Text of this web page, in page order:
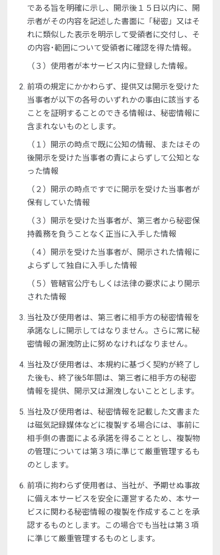
である旨を明確に示し、開示後１５日以内に、開
示者がその内容を記述した書面に「秘密」又はそ
れに類似した表示を明示して受領者に交付し、そ
の内容･範囲について受領者に確認を得た情報。
（３）使用者が本サービス内に登録した情報。
前項の規定にかかわらず、提供又は開示を受けた
当事者が以下の各号のいずれかの事由に該当する
ことを証明することのできる情報は、秘密情報に
含まれないものとします。
（１）開示の時点で既に公知の情報、またはその
後開示を受けた当事者の責によらずして公知とな
った情報
（２）開示の時点ですでに開示を受けた当事者が
保有していた情報
（３）開示を受けた当事者が、第三者から秘密保
持義務を負うことなく正当に入手した情報
（４）開示を受けた当事者が、開示された情報に
よらずして独自に入手した情報
（５）管轄官公庁もしくは法律の要求により開示
された情報
当社及び使用者は、第三者に相手方の秘密情報を
承諾なしに開示してはなりません。さらに常に秘
密情報の漏洩防止に努めなければなりません。
当社及び使用者は、本規約に基づく契約が終了し
た後も、終了後5年間は、第三者に相手方の秘密
情報を提供、開示又は漏洩しないこととします。
当社及び使用者は、秘密情報を記載した文書また
は磁気記録媒体などに複製する場合には、事前に
相手側の書面による承諾を得ることとし、複製物
の管理については第３項に準じて厳重管理するも
のとします。
前項に拘わらず使用者は、当社が、予期せぬ事故
に備え本サービスを安全に運営するため、本サー
ビスに関わる秘密情報の複製を作成することを承
認するものとします。この場合でも当社は第３項
に準じて厳重管理するものとします。